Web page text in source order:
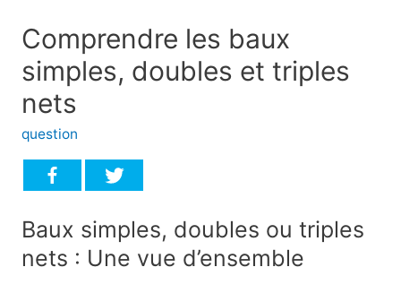
Comprendre les baux
simples, doubles et triples
nets
question
Baux simples, doubles ou triples
nets : Une vue d’ensemble